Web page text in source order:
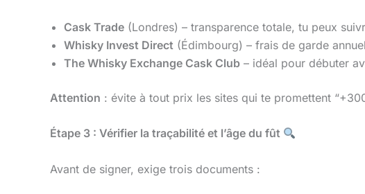
Cask Trade (Londres) – transparence totale, tu peux
Whisky Invest Direct (Édimbourg) – frais de garde
The Whisky Exchange Cask Club – idéal pour débuter
Attention : évite à tout prix les sites qui te promettent
Étape 3 : Vérifier la traçabilité et l’âge du fût
Avant de signer, exige trois documents :